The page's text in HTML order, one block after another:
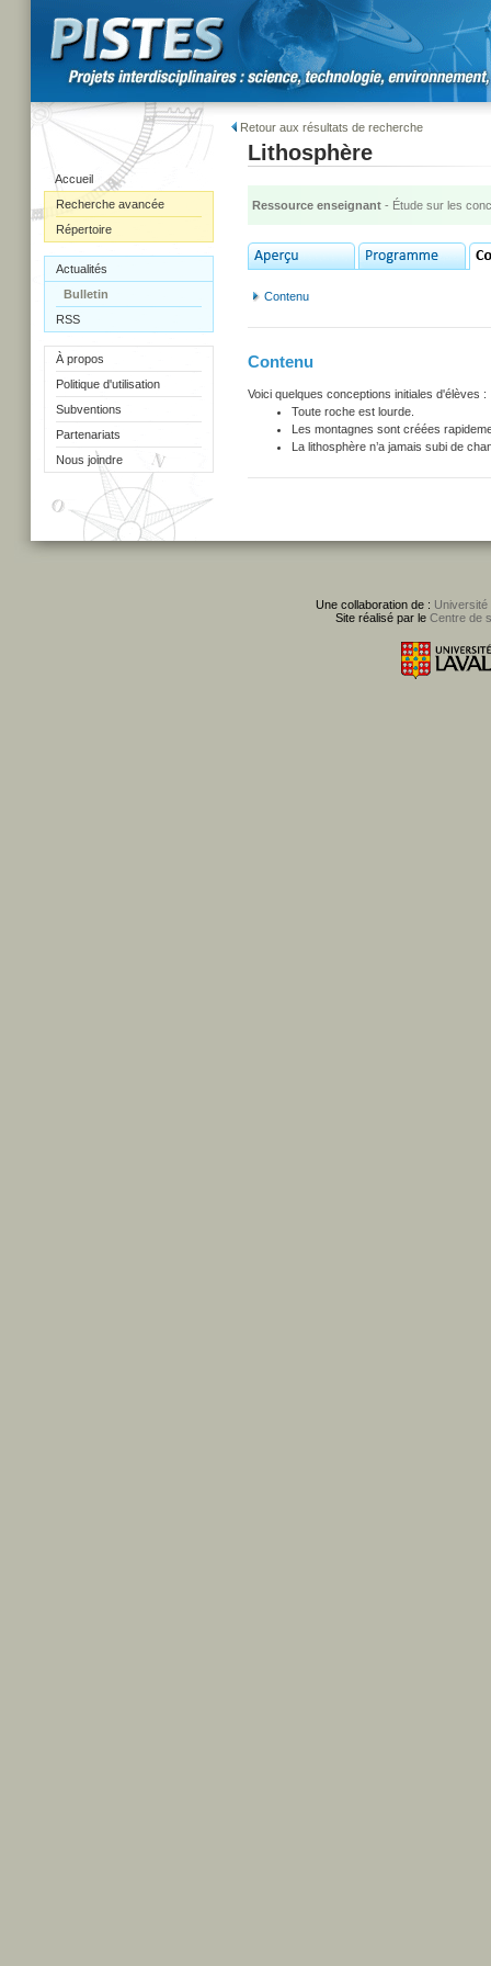
Accueil
Recherche avancée
Répertoire
Actualités
Bulletin
RSS
À propos
Politique d'utilisation
Subventions
Partenariats
Nous joindre
Retour aux résultats de recherche
Lithosphère
Ressource enseignant - Étude sur les
Contenu
Contenu
Voici quelques conceptions initiales d'élèves :
Toute roche est lourde.
Les montagnes sont créées
La lithosphère n’a jamais subi de
Une collaboration de : Université
Site réalisé par le Centre de